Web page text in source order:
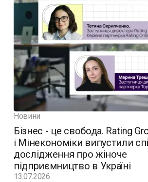
Новини
Бізнес - це свобода. Rating
і Мінекономіки випустили
дослідження про жіноче
підприємництво в Україні
13.07.2026